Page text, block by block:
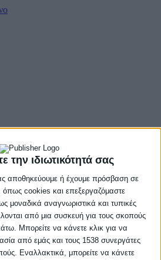
την ιδιωτικότητά σας
αποθηκεύουμε ή έχουμε πρόσβαση σε
όπως cookies και επεξεργαζόμαστε
αναγνωριστικά και τυπικές
από μια συσκευή για τους σκοπούς
Μπορείτε να κάνετε κλικ για να
από εμάς και τους 1538 συνεργάτες
Εναλλακτικά, μπορείτε να κάνετε